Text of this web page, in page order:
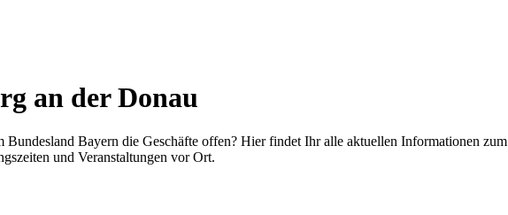
an der Donau
Bayern die Geschäfte offen? Hier findet Ihr alle aktuellen Informationen zum
und Veranstaltungen vor Ort.